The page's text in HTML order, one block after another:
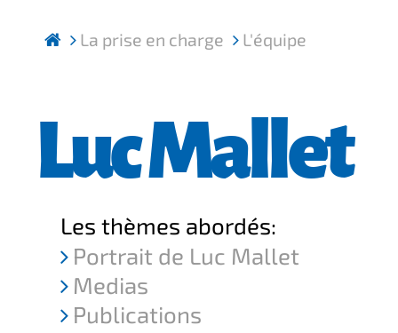
La prise en charge L'équipe
Luc Mallet
Les thèmes abordés:
Portrait de Luc Mallet
Medias
Publications